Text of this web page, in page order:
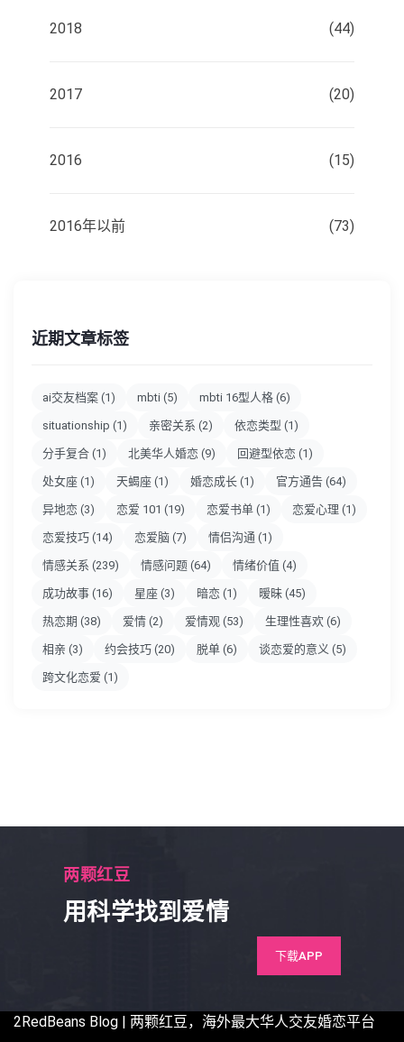
2018 (44)
2017 (20)
2016 (15)
2016年以前 (73)
近期文章标签
ai交友档案 (1) mbti (5) mbti 16型人格 (6)
situationship (1) 亲密关系 (2) 依恋类型 (1)
分手复合 (1) 北美华人婚恋 (9) 回避型依恋 (1)
处女座 (1) 天蝎座 (1) 婚恋成长 (1) 官方通告 (64)
异地恋 (3) 恋爱 101 (19) 恋爱书单 (1) 恋爱心理 (1)
恋爱技巧 (14) 恋爱脑 (7) 情侣沟通 (1)
情感关系 (239) 情感问题 (64) 情绪价值 (4)
成功故事 (16) 星座 (3) 暗恋 (1) 暧昧 (45)
热恋期 (38) 爱情 (2) 爱情观 (53) 生理性喜欢 (6)
相亲 (3) 约会技巧 (20) 脱单 (6) 谈恋爱的意义 (5)
跨文化恋爱 (1)
两颗红豆
用科学找到爱情
下载APP
2RedBeans Blog | 两颗红豆，海外最大华人交友婚恋平台